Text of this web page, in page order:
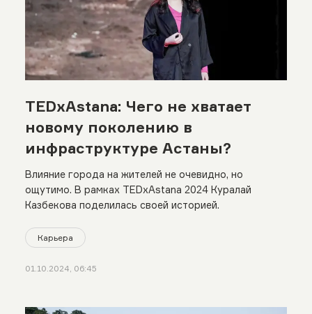
TEDxAstana: Чего не хватает
новому поколению в
инфраструктуре Астаны?
Влияние города на жителей не очевидно, но
ощутимо. В рамках TEDxAstana 2024 Куралай
Казбекова поделилась своей историей.
Карьера
01.10.2024, 06:45